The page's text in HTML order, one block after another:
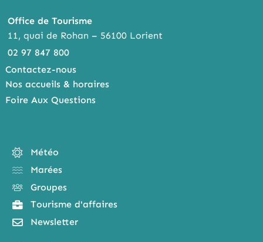
Office de Tourisme
11, quai de Rohan – 56100 Lorient
02 97 847 800
Contactez-nous
Nos accueils & horaires
Foire Aux Questions
Météo
Marées
Groupes
Tourisme d'affaires
Newsletter